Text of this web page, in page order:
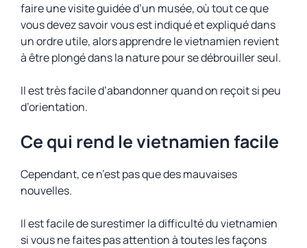
faire une visite guidée d’un musée, où tout ce que
vous devez savoir vous est indiqué et expliqué dans
un ordre utile, alors apprendre le vietnamien revient
à être plongé dans la nature pour se débrouiller seul.
Il est très facile d’abandonner quand on reçoit si peu
d’orientation.
Ce qui rend le vietnamien facile
Cependant, ce n’est pas que des mauvaises
nouvelles.
Il est facile de surestimer la difficulté du vietnamien
si vous ne faites pas attention à toutes les façons